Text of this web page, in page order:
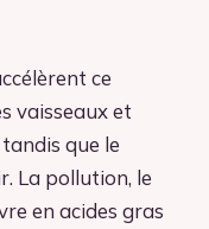
ce
vaisseaux et
que le
La pollution, le
en acides gras